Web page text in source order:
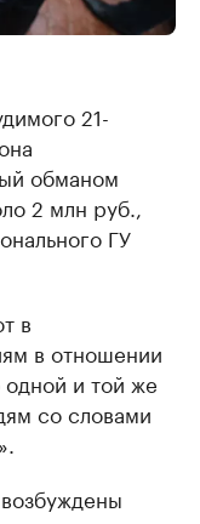
21-
обманом
2 млн руб.,
ГУ
в
в отношении
и той же
со словами